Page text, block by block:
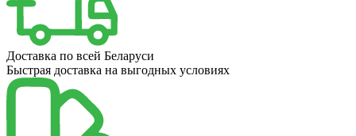
Доставка по всей Беларуси
Быстрая доставка на выгодных условиях